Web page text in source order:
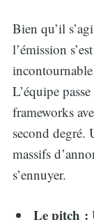
Bien qu’il
l’émission
L’équipe
frameworks
second degré.
massifs
s’ennuyer.
Le pitch :